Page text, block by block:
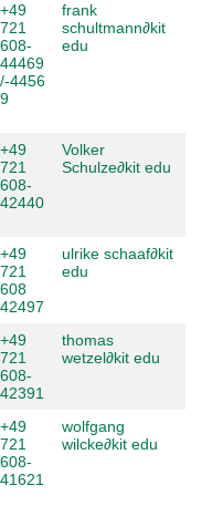
+49
721
608-
44469
/-4456
9
frank
schultmann∂kit
edu
+49
721
608-
42440
Volker
Schulze∂kit edu
+49
721
608
42497
ulrike schaaf∂kit
edu
+49
721
608-
42391
thomas
wetzel∂kit edu
+49
721
608-
41621
wolfgang
wilcke∂kit edu